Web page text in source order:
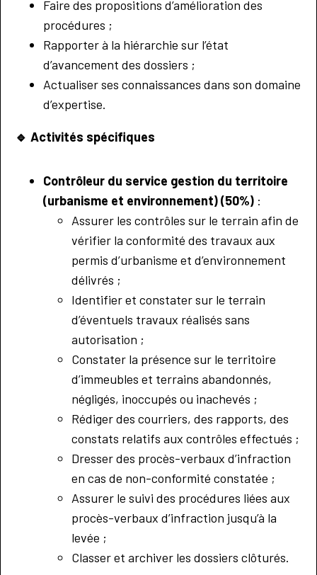
Faire des propositions d’amélioration des
procédures ;
Rapporter à la hiérarchie sur l’état
d’avancement des dossiers ;
Actualiser ses connaissances dans son domaine
d’expertise.
🔹 Activités spécifiques
Contrôleur du service gestion du territoire
(urbanisme et environnement) (50%) :
Assurer les contrôles sur le terrain afin de
vérifier la conformité des travaux aux
permis d’urbanisme et d’environnement
délivrés ;
Identifier et constater sur le terrain
d’éventuels travaux réalisés sans
autorisation ;
Constater la présence sur le territoire
d’immeubles et terrains abandonnés,
négligés, inoccupés ou inachevés ;
Rédiger des courriers, des rapports, des
constats relatifs aux contrôles effectués ;
Dresser des procès-verbaux d’infraction
en cas de non-conformité constatée ;
Assurer le suivi des procédures liées aux
procès-verbaux d’infraction jusqu’à la
levée ;
Classer et archiver les dossiers clôturés.